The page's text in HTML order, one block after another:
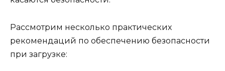
Рассмотрим несколько практических
рекомендаций по обеспечению безопасности
при загрузке: